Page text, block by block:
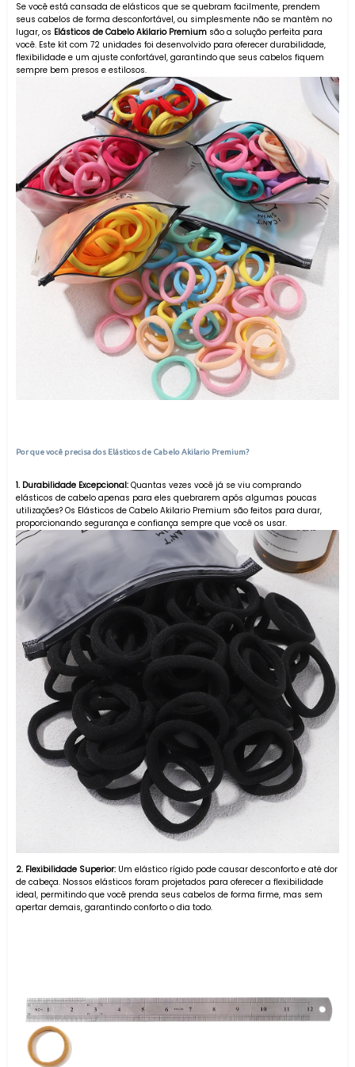
Se você está cansada de elásticos que se quebram facilmente, prendem
seus cabelos de forma desconfortável, ou simplesmente não se mantêm no
lugar, os Elásticos de Cabelo Akilario Premium são a solução perfeita para
você. Este kit com 72 unidades foi desenvolvido para oferecer durabilidade,
flexibilidade e um ajuste confortável, garantindo que seus cabelos fiquem
sempre bem presos e estilosos.
Por que você precisa dos Elásticos de Cabelo Akilario Premium?
1. Durabilidade Excepcional: Quantas vezes você já se viu comprando
elásticos de cabelo apenas para eles quebrarem após algumas poucas
utilizações? Os Elásticos de Cabelo Akilario Premium são feitos para durar,
proporcionando segurança e confiança sempre que você os usar.
2. Flexibilidade Superior: Um elástico rígido pode causar desconforto e até dor
de cabeça. Nossos elásticos foram projetados para oferecer a flexibilidade
ideal, permitindo que você prenda seus cabelos de forma firme, mas sem
apertar demais, garantindo conforto o dia todo.